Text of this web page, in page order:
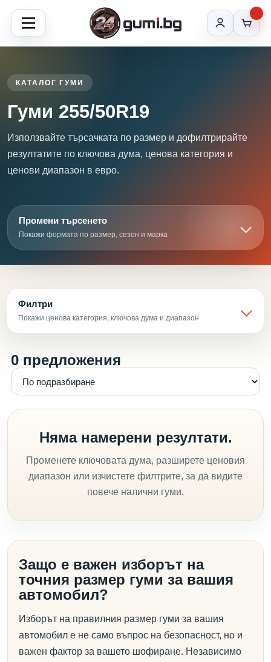
КАТАЛОГ ГУМИ
Гуми 255/50R19
Използвайте търсачката по размер и дофилтрирайте
резултатите по ключова дума, ценова категория и
ценови диапазон в евро.
Промени търсенето
Покажи формата по размер, сезон и марка
Филтри
Покажи ценова категория, ключова дума и диапазон
0 предложения
Няма намерени резултати.
Променете ключовата дума, разширете ценовия
диапазон или изчистете филтрите, за да видите
повече налични гуми.
Защо е важен изборът на
точния размер гуми за вашия
автомобил?
Изборът на правилния размер гуми за вашия
автомобил е не само въпрос на безопасност, но и
важен фактор за вашето шофиране. Независимо